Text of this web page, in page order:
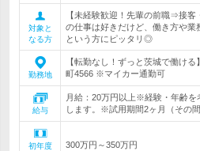
対象と
なる方
【未経験歓迎！先輩の前職⇒接
の仕事は好きだけど、働き方や業
という方にピッタリ◎
勤務地
【転勤なし！ずっと茨城で働け
町4566 ※マイカー通勤可
給与
月給：20万円以上※経験・年齢を
します。※試用期間2ヶ月（その
初年度
300万円～350万円